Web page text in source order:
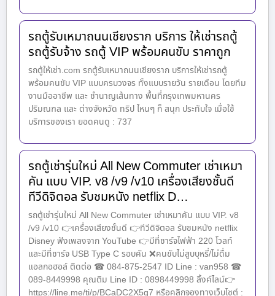
รถตู้รับเหมาถนนเชียงราก บริการ ให้เช่ารถตู้
รถตู้รับจ้าง รถตู้ VIP พร้อมคนขับ ราคาถูก
รถตู้ให้เช่า.com รถตู้รับเหมาถนนเชียงราก บริการให้เช่ารถตู้
พร้อมคนขับ VIP แบบครบวงจร ทั้งแบบรายวัน รายเดือน โดยทีม
งานมืออาชีพ และ ชำนาญเส้นทาง พื้นที่กรุงเทพมหานคร
ปริมณฑล และ ต่างจังหวัด ทริป ไหนๆ ก็ สนุก ประทับใจ เมื่อใช้
บริการของเรา ยอดคนดู : 737
รถตู้เช่ารุ่นใหม่ All New Commuter เช่าเหมา
คัน แบบ VIP. v8 /v9 /v10 เครื่องเสียงชั้นดี
ทีวีดิจิตอล รับชมหนัง netflix D…
รถตู้เช่ารุ่นใหม่ All New Commuter เช่าเหมาคัน แบบ VIP. v8
/v9 /v10 👉เครื่องเสียงชั้นดี 👉ทีวีดิจิตอล รับชมหนัง netflix
Disney ฟังเพลงจาก YouTube 👉มีที่ชาร์จไฟฟ้า 220 โวลท์
และมีที่ชาร์จ USB Type C รอบคัน ❌คนขับไม่สูบบุหรี่/ไม่ดื่ม
แอลกอฮอล์ ติดต่อ ☎ 084-875-2547 ID Line : van958 ☎
089-8449998 คุณติม Line ID : 0898449998 ลิ้งค์ไลน์👉
https://line.me/ti/p/BCaDC2X5g7 หรือคลิกจองทางเว็บไซต์ :